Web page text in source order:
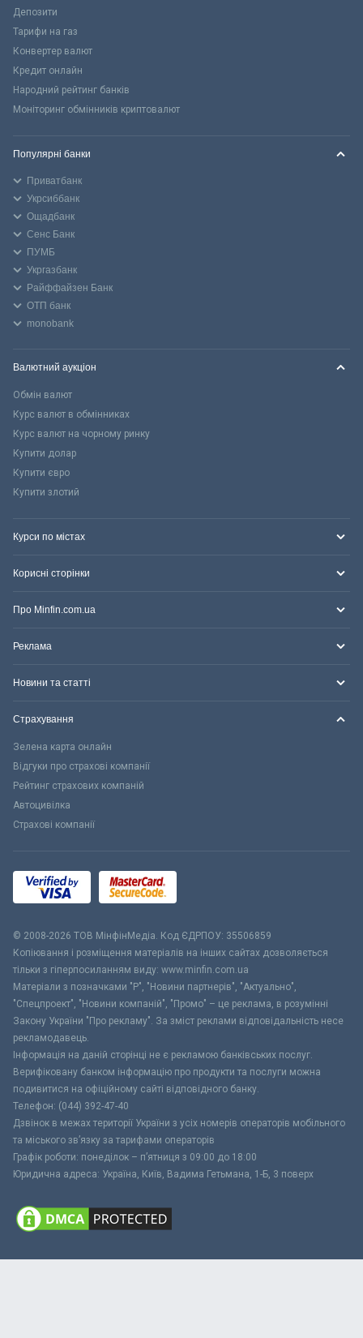
Депозити
Тарифи на газ
Конвертер валют
Кредит онлайн
Народний рейтинг банків
Моніторинг обмінників криптовалют
Популярні банки
Приватбанк
Укрсиббанк
Ощадбанк
Сенс Банк
ПУМБ
Укргазбанк
Райффайзен Банк
ОТП банк
monobank
Валютний аукціон
Обмін валют
Курс валют в обмінниках
Курс валют на чорному ринку
Купити долар
Купити євро
Купити злотий
Курси по містах
Корисні сторінки
Про Minfin.com.ua
Реклама
Новини та статті
Страхування
Зелена карта онлайн
Відгуки про страхові компанії
Рейтинг страхових компаній
Автоцивілка
Страхові компанії
© 2008-2026 ТОВ МiнфiнМедiа. Код ЄДРПОУ: 35506859
Копіювання і розміщення матеріалів на інших сайтах дозволяється
тільки з гіперпосиланням виду: www.minfin.com.ua
Матеріали з позначками "Р", "Новини партнерів", "Актуально",
"Спецпроект", "Новини компаній", "Промо" – це реклама, в розумінні
Закону України "Про рекламу". За зміст реклами відповідальність несе
рекламодавець.
Інформація на даній сторінці не є рекламою банківських послуг.
Верифіковану банком інформацію про продукти та послуги можна
подивитися на офіційному сайті відповідного банку.
Телефон: (044) 392-47-40
Дзвінок в межах території України з усіх номерів операторів мобільного
та міського зв’язку за тарифами операторів
Графік роботи: понеділок – п’ятниця з 09:00 до 18:00
Юридична адреса: Україна, Київ, Вадима Гетьмана, 1-Б, 3 поверх